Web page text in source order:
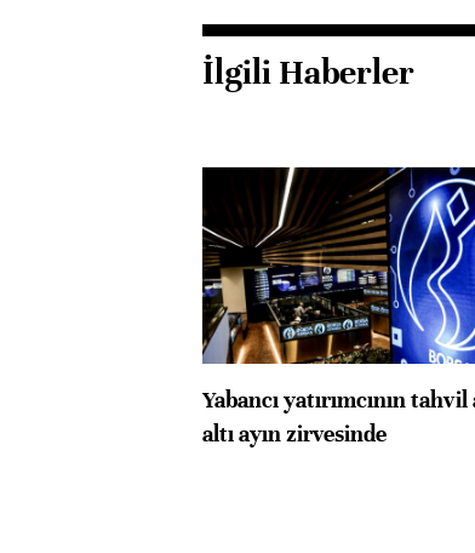
İlgili Haberler
Yabancı yatırımcının tahvil
altı ayın zirvesinde